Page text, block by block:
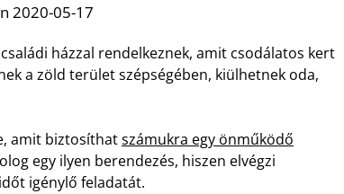
2020-05-17
házzal rendelkeznek, amit csodálatos kert
a zöld terület szépségében, kiülhetnek oda,
amit biztosíthatszámukra egy önműködő
egy ilyen berendezés, hiszen elvégzi
igénylő feladatát.